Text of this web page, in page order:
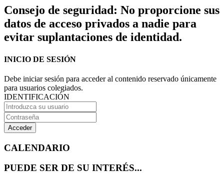
Consejo de seguridad: No proporcione sus
datos de acceso privados a nadie para
evitar suplantaciones de identidad.
INICIO DE SESIÓN
Debe iniciar sesión para acceder al contenido reservado únicamente
para usuarios colegiados.
IDENTIFICACIÓN
Acceder
CALENDARIO
PUEDE SER DE SU INTERÉS...